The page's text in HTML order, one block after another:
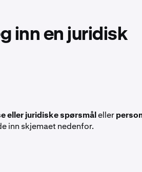
inn en juridisk
eller juridiske spørsmåleller
inn skjemaet nedenfor.